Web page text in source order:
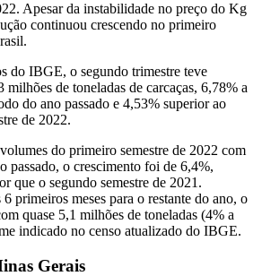
Apesar da instabilidade no preço do Kg
continuou crescendo no primeiro
do IBGE, o segundo trimestre teve
milhões de toneladas de carcaças, 6,78% a
do ano passado e 4,53% superior ao
de 2022.
do primeiro semestre de 2022 com
passado, o crescimento foi de 6,4%,
que o segundo semestre de 2021.
primeiros meses para o restante do ano, o
quase 5,1 milhões de toneladas (4% a
indicado no censo atualizado do IBGE.
Gerais